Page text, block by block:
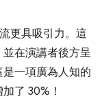
更具吸引力。這
在演講者後方呈
一項廣為人知的
了 30%！